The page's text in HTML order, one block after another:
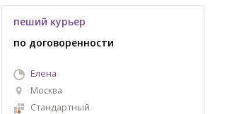
пеший курьер
по договоренности
Елена
Москва
Стандартный